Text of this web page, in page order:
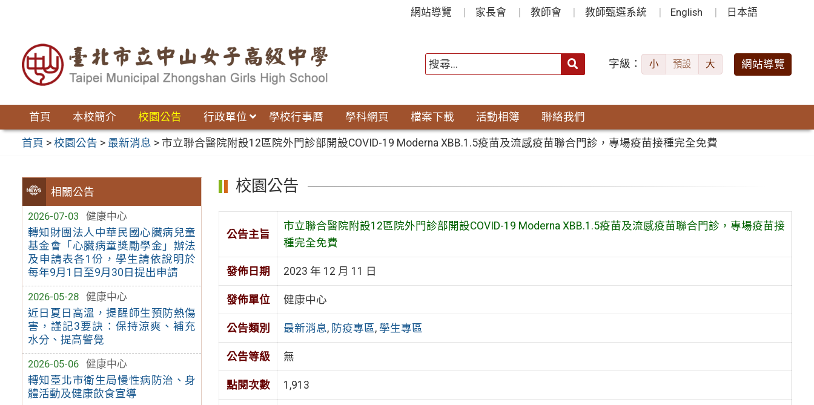
網站導覽 家長會 教師會 教師甄選系統 English 日本語
字級： 小 預設 大 網站導覽
首頁 本校簡介 校園公告 行政單位 學校行事曆 學科網頁 檔案下載 活動相簿 聯絡我們
首頁 >校園公告 > 最新消息 > 市立聯合醫院附設12區院外門診部開設COVID-19 Moderna XBB.1.5疫苗及流感疫苗聯合門診，專場疫苗接種完全免費
相關公告
2026-07-03
健康中心
轉知財團法人中華民國心臟病兒童
基金會「心臟病童獎勵學金」辦法
及申請表各1份，學生請依說明於
每年9月1日至9月30日提出申請
2026-05-28
健康中心
近日夏日高溫，提醒師生預防熱傷
害，謹記3要訣：保持涼爽、補充
水分、提高警覺
2026-05-06
健康中心
轉知臺北市衛生局慢性病防治、身
體活動及健康飲食宣導
校園公告
公告主旨
市立聯合醫院附設12區院外門診部開設COVID-19 Moderna XBB.1.5疫苗及流感疫苗聯合門診，專場疫苗接
種完全免費
發佈日期 2023 年 12 月 11 日
發佈單位 健康中心
公告類別 最新消息, 防疫專區, 學生專區
公告等級 無
點閱次數 1,913